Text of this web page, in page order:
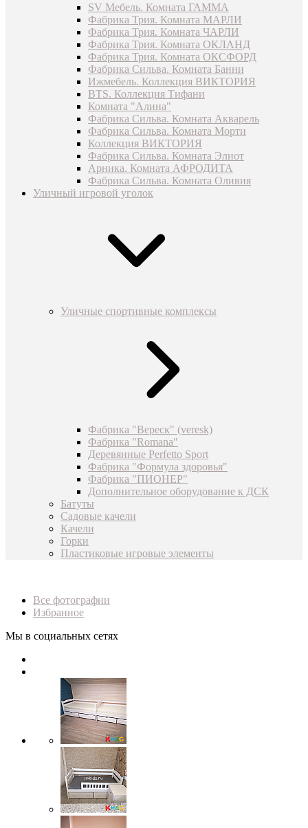
SV Мебель. Комната ГАММА
Фабрика Трия. Комната МАРЛИ
Фабрика Трия. Комната ЧАРЛИ
Фабрика Трия. Комната ОКЛАНД
Фабрика Трия. Комната ОКСФОРД
Фабрика Сильва. Комната Банни
Ижмебель. Коллекция ВИКТОРИЯ
BTS. Коллекция Тифани
Комната "Алина"
Фабрика Сильва. Комната Акварель
Фабрика Сильва. Комната Морти
Коллекция ВИКТОРИЯ
Фабрика Сильва. Комната Элиот
Арника. Комната АФРОДИТА
Фабрика Сильва. Комната Оливия
Уличный игровой уголок
Уличные спортивные комплексы
Фабрика "Вереск" (veresk)
Фабрика "Romana"
Деревянные Perfetto Sport
Фабрика "Формула здоровья"
Фабрика "ПИОНЕР"
Дополнительное оборудование к ДСК
Батуты
Садовые качели
Качели
Горки
Пластиковые игровые элементы
Все фотографии
Избранное
Мы в социальных сетях